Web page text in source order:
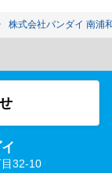
株式会社バンダイ 南浦
32-10